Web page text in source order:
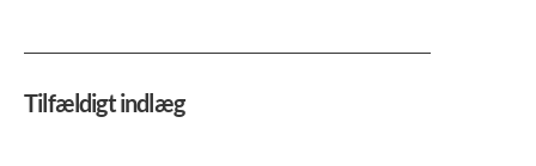
Tilfældigt indlæg